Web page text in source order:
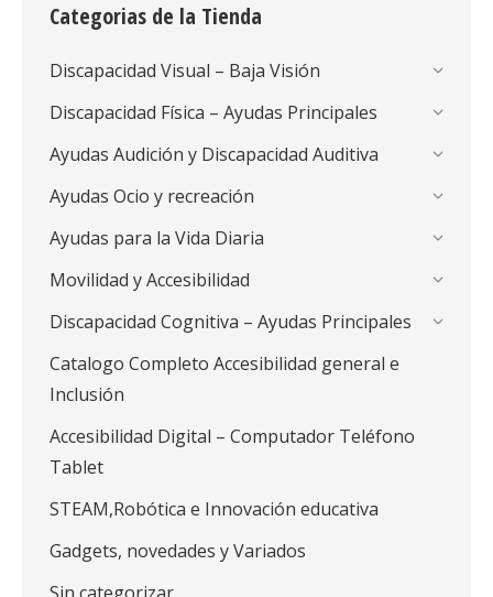
Categorias de la Tienda
Discapacidad Visual – Baja Visión
Discapacidad Física – Ayudas Principales
Ayudas Audición y Discapacidad Auditiva
Ayudas Ocio y recreación
Ayudas para la Vida Diaria
Movilidad y Accesibilidad
Discapacidad Cognitiva – Ayudas Principales
Catalogo Completo Accesibilidad general e
Inclusión
Accesibilidad Digital – Computador Teléfono
Tablet
STEAM,Robótica e Innovación educativa
Gadgets, novedades y Variados